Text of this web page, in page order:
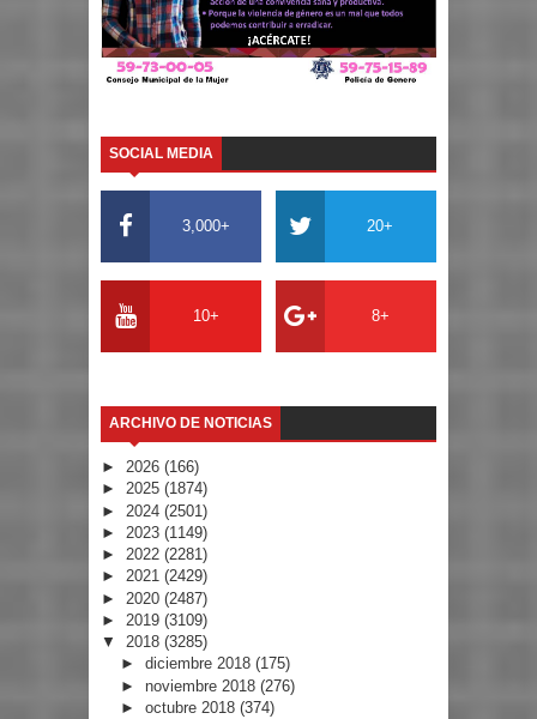
SOCIAL MEDIA
3,000+ 20+
10+ 8+
ARCHIVO DE NOTICIAS
► 2026 (166)
► 2025 (1874)
► 2024 (2501)
► 2023 (1149)
► 2022 (2281)
► 2021 (2429)
► 2020 (2487)
► 2019 (3109)
▼ 2018 (3285)
► diciembre 2018 (175)
► noviembre 2018 (276)
► octubre 2018 (374)